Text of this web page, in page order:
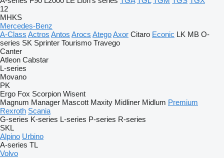
12
MHKS
Mercedes-Benz
A-Class Actros Antos Arocs AtegoAxor Citaro Econic LK MB O-
series SK Sprinter Tourismo Travego
Canter
Atleon Cabstar
L-series
Movano
PK
Ergo Fox Scorpion Wisent
Magnum Manager Mascott Maxity Midliner Midlum Premium
Rexroth Scania
G-series K-series L-series P-series R-series
SKL
Alpino Urbino
A-series TL
Volvo